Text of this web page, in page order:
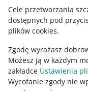
Cele przetwarzania
dostępnych pod
plików cookies.
Zgodę wyrażasz
Możesz ją w każdym
zakładce Ustawienia
Wycofanie zgody nie
przetwarzania.
Pobierz aplikację